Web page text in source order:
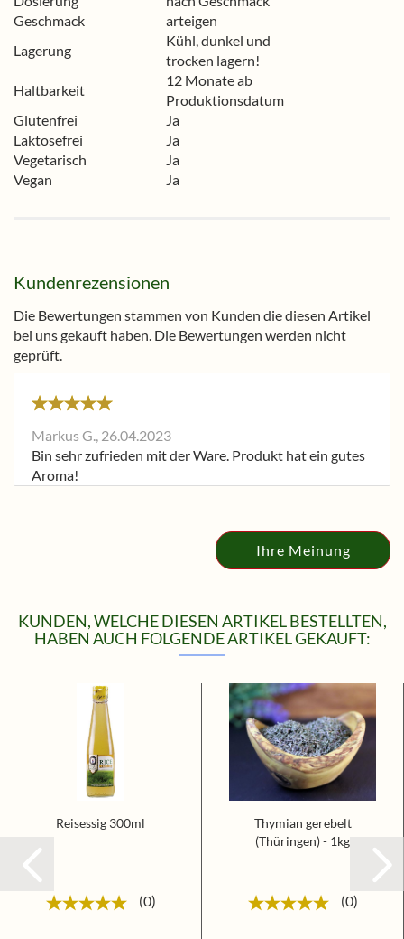
Geschmack
arteigen
Lagerung
Kühl, dunkel und
trocken lagern!
Haltbarkeit
12 Monate ab
Produktionsdatum
Glutenfrei
Ja
Laktosefrei
Ja
Vegetarisch
Ja
Vegan
Ja
Kundenrezensionen
Die Bewertungen stammen von Kunden die diesen Artikel
bei uns gekauft haben. Die Bewertungen werden nicht
geprüft.
Markus G., 26.04.2023
Bin sehr zufrieden mit der Ware. Produkt hat ein gutes
Aroma!
Ihre Meinung
KUNDEN, WELCHE DIESEN ARTIKEL BESTELLTEN,
HABEN AUCH FOLGENDE ARTIKEL GEKAUFT:
Reisessig 300ml
0
Thymian gerebelt
(Thüringen) - 1kg
0